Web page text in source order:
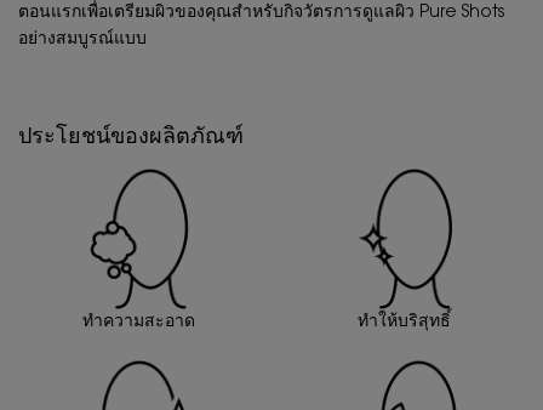
ตอนแรกเพื่อเตรียมผิวของคุณสำหรับกิจวัตรการดูแลผิว Pure Shots
อย่างสมบูรณ์แบบ
ประโยชน์ของผลิตภัณฑ์
ทำความสะอาด ทำให้บริสุทธิ์